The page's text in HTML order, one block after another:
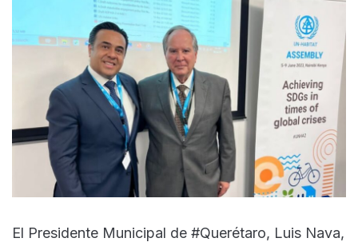
El Presidente Municipal de #Querétaro, Luis Nava,